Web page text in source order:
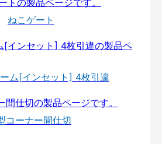
ねこゲート
ム[インセット] 4枚引違
コーナー間仕切